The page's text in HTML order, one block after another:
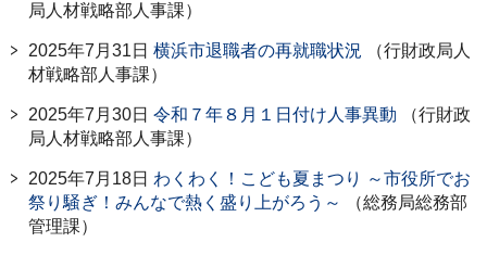
局人材戦略部人事課）
2025年7月31日 横浜市退職者の再就職状況 （行財政局人
材戦略部人事課）
2025年7月30日 令和７年８月１日付け人事異動 （行財政
局人材戦略部人事課）
2025年7月18日 わくわく！こども夏まつり ～市役所でお
祭り騒ぎ！みんなで熱く盛り上がろう～
（総務局総務部
管理課）